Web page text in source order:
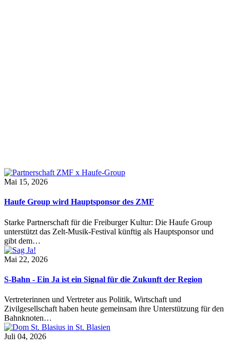
Mai 15, 2026
Haufe Group wird Hauptsponsor des ZMF
Starke Partnerschaft für die Freiburger Kultur: Die Haufe Group
unterstützt das Zelt-Musik-Festival künftig als Hauptsponsor und
gibt dem…
Mai 22, 2026
S-Bahn - Ein Ja ist ein Signal für die Zukunft der Region
Vertreterinnen und Vertreter aus Politik, Wirtschaft und
Zivilgesellschaft haben heute gemeinsam ihre Unterstützung für den
Bahnknoten…
Juli 04, 2026